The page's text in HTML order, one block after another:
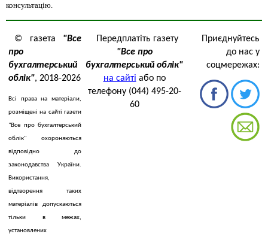
консультацію.
© газета "Все
про
бухгалтерський
облік", 2018-2026
Всі права на матеріали,
розміщені на сайті газети
"Все про бухгалтерський
облік" охороняються
відповідно до
законодавства України.
Використання,
відтворення таких
матеріалів допускаються
тільки в межах,
установлених
Передплатіть газету
"Все про
бухгалтерський облік"
на сайті або по
телефону (044) 495-20-
60
Приєднуйтесь
до нас у
соцмережах: